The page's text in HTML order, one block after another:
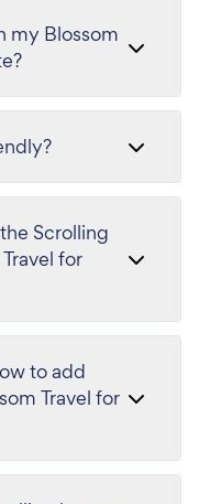
my Blossom
Scrolling
for
to add
Travel for